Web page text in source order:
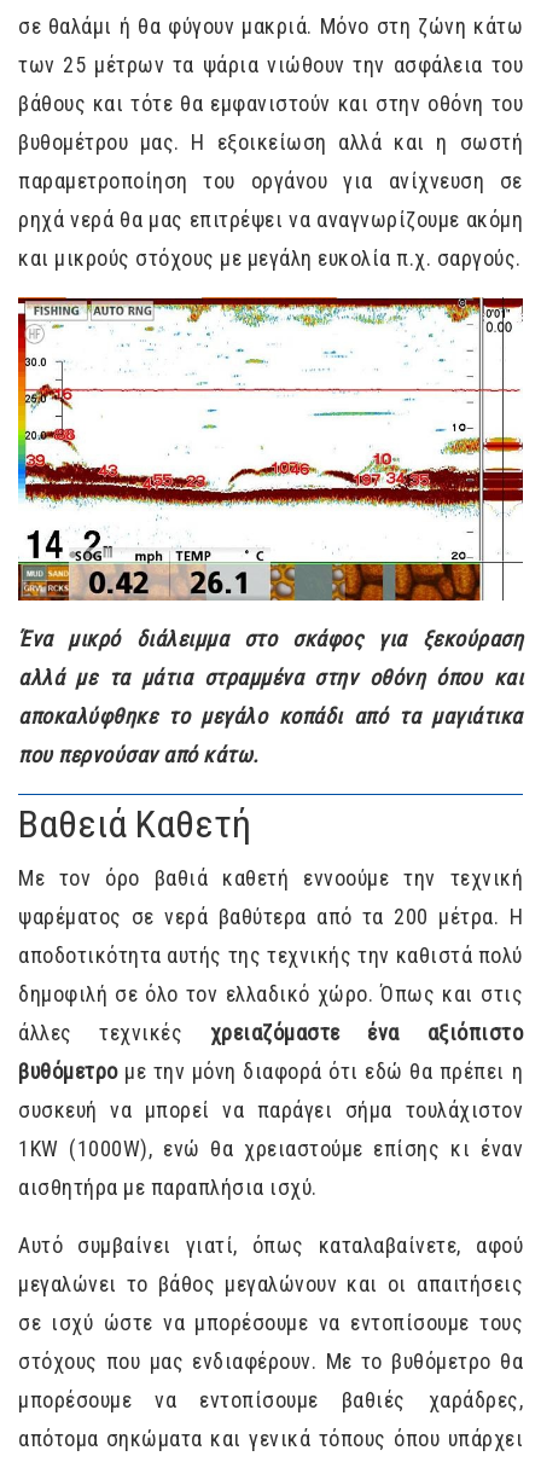
σε θαλάμι ή θα φύγουν μακριά. Μόνο στη ζώνη κάτω
των 25 μέτρων τα ψάρια νιώθουν την ασφάλεια του
βάθους και τότε θα εμφανιστούν και στην οθόνη του
βυθομέτρου μας. Η εξοικείωση αλλά και η σωστή
παραμετροποίηση του οργάνου για ανίχνευση σε
ρηχά νερά θα μας επιτρέψει να αναγνωρίζουμε ακόμη
και μικρούς στόχους με μεγάλη ευκολία π.χ. σαργούς.
Ένα μικρό διάλειμμα στο σκάφος για ξεκούραση
αλλά με τα μάτια στραμμένα στην οθόνη όπου και
αποκαλύφθηκε το μεγάλο κοπάδι από τα μαγιάτικα
που περνούσαν από κάτω.
Βαθειά Καθετή
Με τον όρο βαθιά καθετή εννοούμε την τεχνική
ψαρέματος σε νερά βαθύτερα από τα 200 μέτρα. Η
αποδοτικότητα αυτής της τεχνικής την καθιστά πολύ
δημοφιλή σε όλο τον ελλαδικό χώρο. Όπως και στις
άλλες τεχνικές χρειαζόμαστε ένα αξιόπιστο
βυθόμετρομε την μόνη διαφορά ότι εδώ θα πρέπει η
συσκευή να μπορεί να παράγει σήμα τουλάχιστον
1KW (1000W), ενώ θα χρειαστούμε επίσης κι έναν
αισθητήρα με παραπλήσια ισχύ.
Αυτό συμβαίνει γιατί, όπως καταλαβαίνετε, αφού
μεγαλώνει το βάθος μεγαλώνουν και οι απαιτήσεις
σε ισχύ ώστε να μπορέσουμε να εντοπίσουμε τους
στόχους που μας ενδιαφέρουν. Με το βυθόμετρο θα
μπορέσουμε να εντοπίσουμε βαθιές χαράδρες,
απότομα σηκώματα και γενικά τόπους όπου υπάρχει